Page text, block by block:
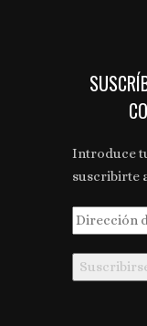
Introduce
suscribirte
Dirección
email